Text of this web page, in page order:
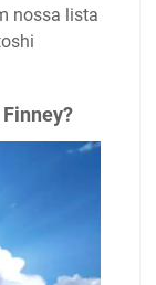
nossa lista